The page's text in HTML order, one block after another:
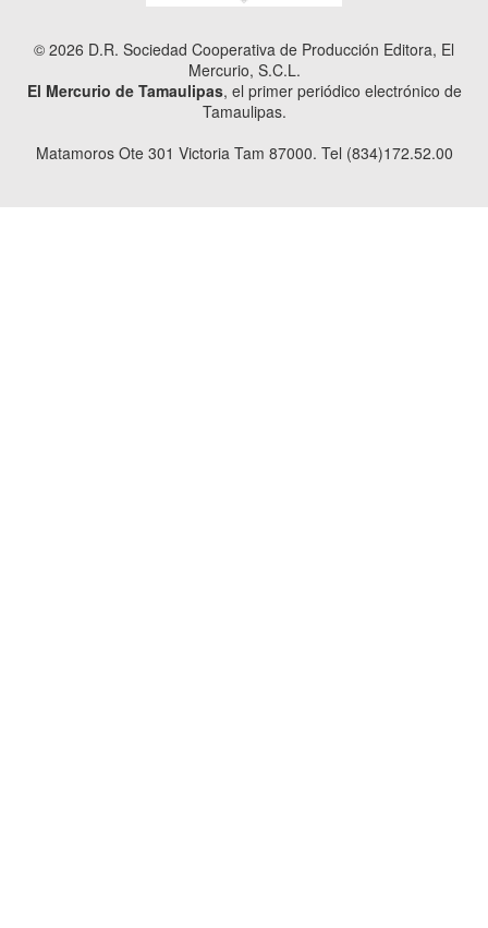
© 2026 D.R. Sociedad Cooperativa de Producción Editora, El
Mercurio, S.C.L.
El Mercurio de Tamaulipas, el primer periódico electrónico de
Tamaulipas.
Matamoros Ote 301 Victoria Tam 87000. Tel (834)172.52.00